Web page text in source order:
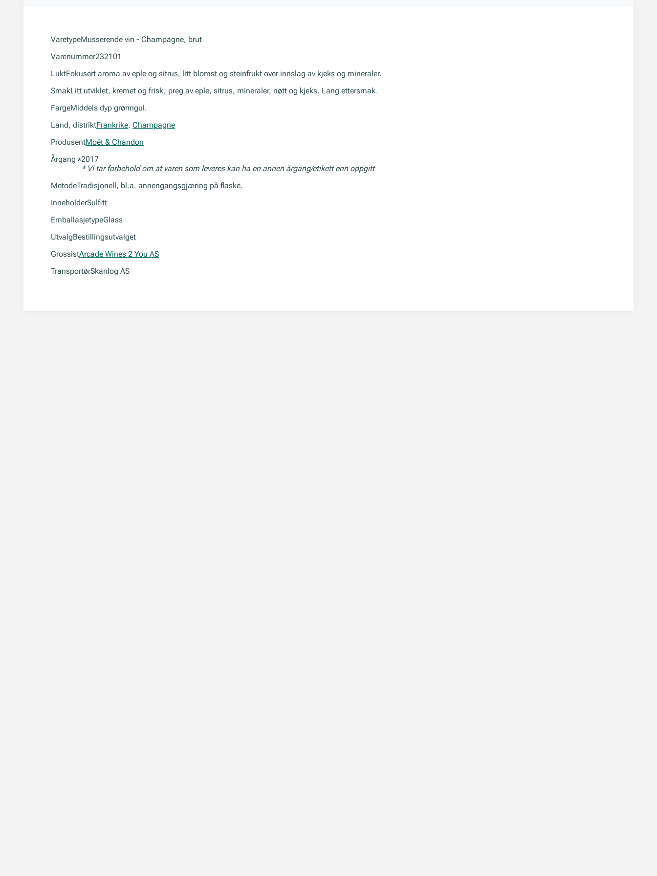
VaretypeMusserende vin - Champagne, brut
Varenummer232101
LuktFokusert aroma av eple og sitrus, litt blomst og steinfrukt over innslag av kjeks og mineraler.
SmakLitt utviklet, kremet og frisk, preg av eple, sitrus, mineraler, nøtt og kjeks. Lang ettersmak.
FargeMiddels dyp grønngul.
Land, distriktFrankrike, Champagne
ProdusentMoët & Chandon
Årgang *2017
* Vi tar forbehold om at varen som leveres kan ha en annen årgang/etikett enn oppgitt
MetodeTradisjonell, bl.a. annengangsgjæring på flaske.
InneholderSulfitt
EmballasjetypeGlass
UtvalgBestillingsutvalget
GrossistArcade Wines 2 You AS
TransportørSkanlog AS